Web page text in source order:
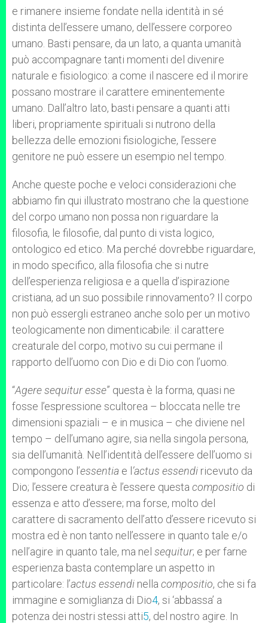
e rimanere insieme fondate nella identità in sé
distinta dell’essere umano, dell’essere corporeo
umano. Basti pensare, da un lato, a quanta umanità
può accompagnare tanti momenti del divenire
naturale e fisiologico: a come il nascere ed il morire
possano mostrare il carattere eminentemente
umano. Dall’altro lato, basti pensare a quanti atti
liberi, propriamente spirituali si nutrono della
bellezza delle emozioni fisiologiche, l’essere
genitore ne può essere un esempio nel tempo.
Anche queste poche e veloci considerazioni che
abbiamo fin qui illustrato mostrano che la questione
del corpo umano non possa non riguardare la
filosofia, le filosofie, dal punto di vista logico,
ontologico ed etico. Ma perché dovrebbe riguardare,
in modo specifico, alla filosofia che si nutre
dell’esperienza religiosa e a quella d’ispirazione
cristiana, ad un suo possibile rinnovamento? Il corpo
non può essergli estraneo anche solo per un motivo
teologicamente non dimenticabile: il carattere
creaturale del corpo, motivo su cui permane il
rapporto dell’uomo con Dio e di Dio con l’uomo.
“Agere sequitur esse” questa è la forma, quasi ne
fosse l’espressione scultorea – bloccata nelle tre
dimensioni spaziali – e in musica – che diviene nel
tempo – dell’umano agire, sia nella singola persona,
sia dell’umanità. Nell’identità dell’essere dell’uomo si
compongono l’essentia e l ’actus essendi ricevuto da
Dio; l’essere creatura è l’essere questa compositio di
essenza e atto d’essere; ma forse, molto del
carattere di sacramento dell’atto d’essere ricevuto si
mostra ed è non tanto nell’essere in quanto tale e/o
nell’agire in quanto tale, ma nel sequitur; e per farne
esperienza basta contemplare un aspetto in
particolare: l’actus essendi nella compositio, che si fa
immagine e somiglianza di Dio4, si ‘abbassa’ a
potenza dei nostri stessi atti5, del nostro agire. In